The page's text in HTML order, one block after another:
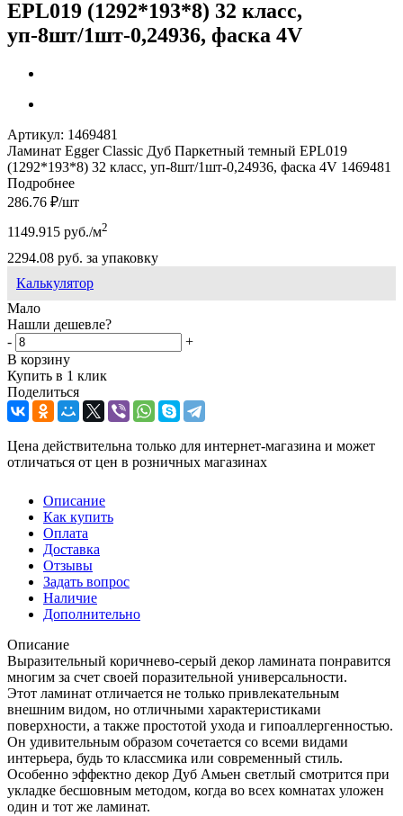
EPL019 (1292*193*8) 32 класс,
уп-8шт/1шт-0,24936, фаска 4V
Артикул: 1469481
Ламинат Egger Classic Дуб Паркетный темный EPL019
(1292*193*8) 32 класс, уп-8шт/1шт-0,24936, фаска 4V 1469481
Подробнее
286.76 ₽/шт
1149.915 руб./м2
2294.08 руб. за упаковку
Калькулятор
Мало
Нашли дешевле?
-
+
В корзину
Купить в 1 клик
Поделиться
Цена действительна только для интернет-магазина и может
отличаться от цен в розничных магазинах
Описание
Как купить
Оплата
Доставка
Отзывы
Задать вопрос
Наличие
Дополнительно
Описание
Выразительный коричнево-серый декор ламината понравится
многим за счет своей поразительной универсальности.
Этот ламинат отличается не только привлекательным
внешним видом, но отличными характеристиками
поверхности, а также простотой ухода и гипоаллергенностью.
Он удивительным образом сочетается со всеми видами
интерьера, будь то классмика или современный стиль.
Особенно эффектно декор Дуб Амьен светлый смотрится при
укладке бесшовным методом, когда во всех комнатах уложен
один и тот же ламинат.